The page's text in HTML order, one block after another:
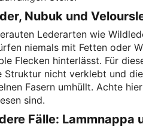
Nubuk und
Lederarten wie
niemals mit Fetten oder
Flecken hinterlässt. Für
Struktur nicht verklebt und
Fasern umhüllt. Achte
sind.
Fälle: Lammnappa